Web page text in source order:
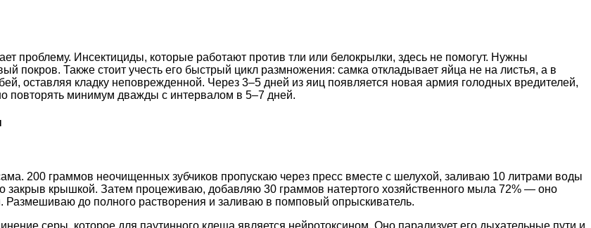
проблему. Инсектициды, которые работают против тли или белокрылки, здесь не помогут. Нужны
Также стоит учесть его быстрый цикл размножения: самка откладывает яйца не на листья, а в
оставляя кладку неповрежденной. Через 3–5 дней из яиц появляется новая армия голодных вредителей,
повторять минимум дважды с интервалом в 5–7 дней.
200 граммов неочищенных зубчиков пропускаю через пресс вместе с шелухой, заливаю 10 литрами воды
закрыв крышкой. Затем процеживаю, добавляю 30 граммов натертого хозяйственного мыла 72% — оно
Размешиваю до полного растворения и заливаю в помповый опрыскиватель.